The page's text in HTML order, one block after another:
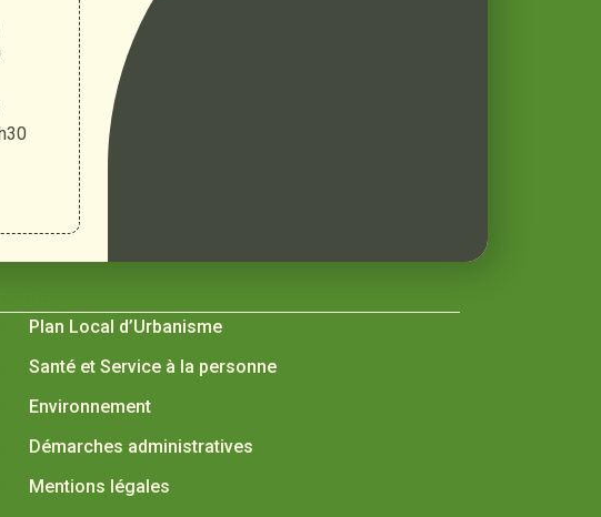
Plan Local d’Urbanisme
Santé et Service à la personne
Environnement
Démarches administratives
Mentions légales